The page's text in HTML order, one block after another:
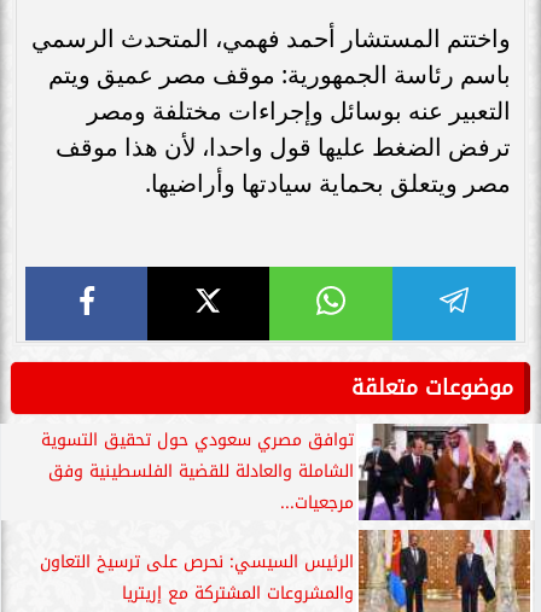
واختتم المستشار أحمد فهمي، المتحدث الرسمي
باسم رئاسة الجمهورية: موقف مصر عميق ويتم
التعبير عنه بوسائل وإجراءات مختلفة ومصر
ترفض الضغط عليها قول واحدا، لأن هذا موقف
مصر ويتعلق بحماية سيادتها وأراضيها.
موضوعات متعلقة
توافق مصري سعودي حول تحقيق التسوية
الشاملة والعادلة للقضية الفلسطينية وفق
مرجعيات...
الرئيس السيسي: نحرص على ترسيخ التعاون
والمشروعات المشتركة مع إريتريا